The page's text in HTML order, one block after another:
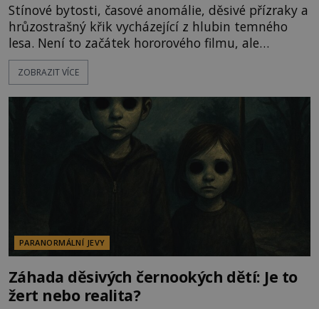
Stínové bytosti, časové anomálie, děsivé přízraky a
hrůzostrašný křik vycházející z hlubin temného
lesa. Není to začátek hororového filmu, ale
události, které popisují návštěvníci lesů, které jsou
označovány jako nejděsivější na světě. Lidé bydlící
vyhýbají! Už jste o těchto lesích slyšeli? A odvážili
byste se je navštívit? [gallery ids="17
ZOBRAZIT VÍCE
PARANORMÁLNÍ JEVY
Záhada děsivých černookých dětí: Je to
žert nebo realita?